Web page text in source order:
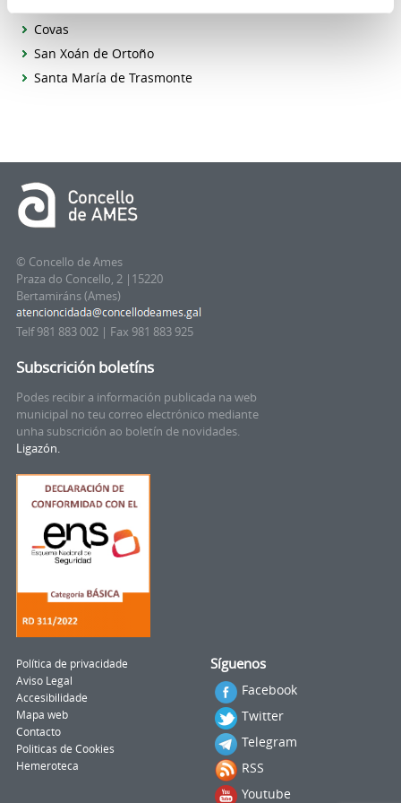
San Pedro de Bugallido
Covas
San Xoán de Ortoño
Santa María de Trasmonte
© Concello de Ames
Praza do Concello, 2 |15220
Bertamiráns (Ames)
Telf 981 883 002 | Fax 981 883 925
Subscrición boletíns
Podes recibir a información publicada na web
municipal no teu correo electrónico mediante
unha subscrición ao boletín de novidades.
Ligazón.
Síguenos
Facebook
Twitter
Telegram
RSS
Youtube
Política de privacidade
Aviso Legal
Accesibilidade
Mapa web
Contacto
Politicas de Cookies
Hemeroteca